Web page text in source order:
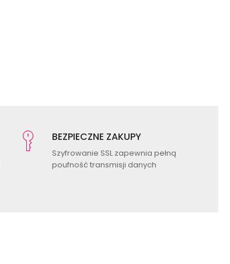
BEZPIECZNE ZAKUPY
Szyfrowanie SSL zapewnia pełną
poufność transmisji danych